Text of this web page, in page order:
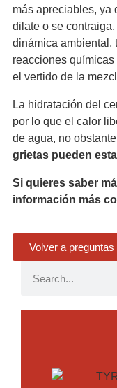
más apreciables, ya
dilate o se
dinámica ambiental,
reacciones
el vertido de la
La hidratación del
por lo que el calor
de agua, no
grietas pueden
Si quieres saber
información más
Volver a